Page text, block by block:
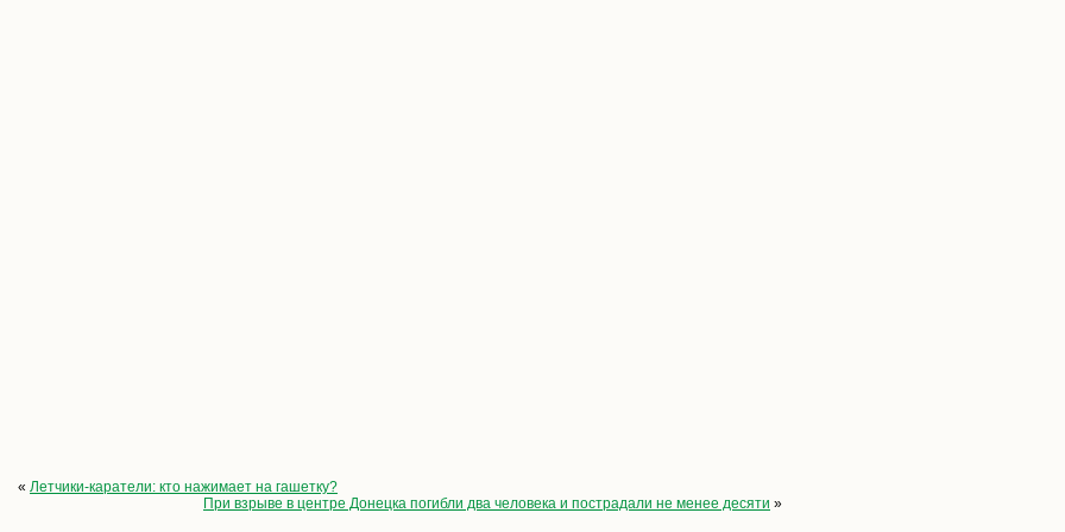
« Летчики-каратели: кто нажимает на гашетку?
При взрыве в центре Донецка погибли два человека и пострадали не менее десяти »